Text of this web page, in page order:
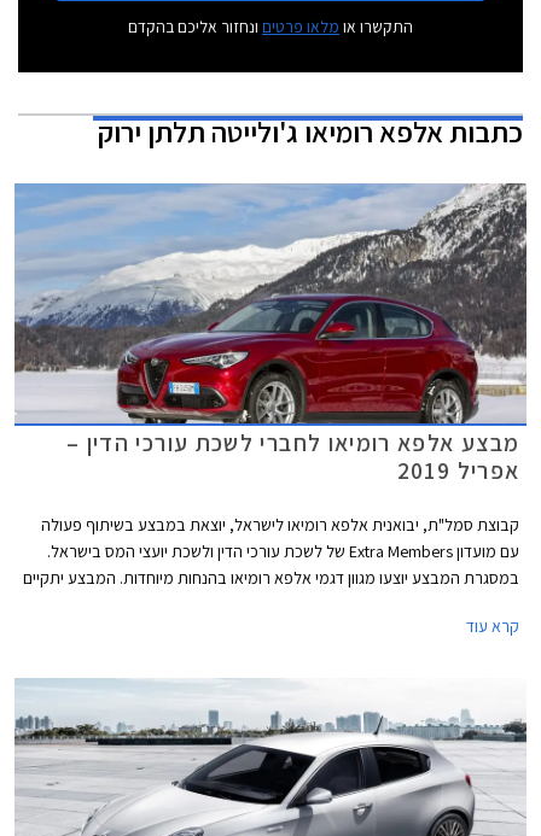
התקשרו או מלאו פרטים ונחזור אליכם בהקדם
כתבותאלפא רומיאו ג'ולייטה תלתן ירוק
מבצע אלפא רומיאו לחברי לשכת עורכי הדין –
אפריל 2019
קבוצת סמל"ת, יבואנית אלפא רומיאו לישראל, יוצאת במבצע בשיתוף פעולה
עם מועדון Extra Members של לשכת עורכי הדין ולשכת יועצי המס בישראל.
במסגרת המבצע יוצעו מגוון דגמי אלפא רומיאו בהנחות מיוחדות. המבצע יתקיים
בישראל.
קרא עוד